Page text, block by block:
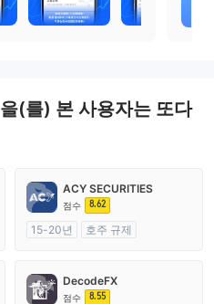
을(를) 본 사용자는 또다
ACY SECURITIES
점수 8.62
15-20년
호주 규제
마스터 레이블 MT4
DecodeFX
점수 8.55